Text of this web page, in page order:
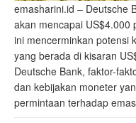
emasharini.id – Deutsche
akan mencapai US$4.000
ini mencerminkan potensi
yang berada di kisaran
Deutsche Bank, faktor-
dan kebijakan moneter
permintaan terhadap